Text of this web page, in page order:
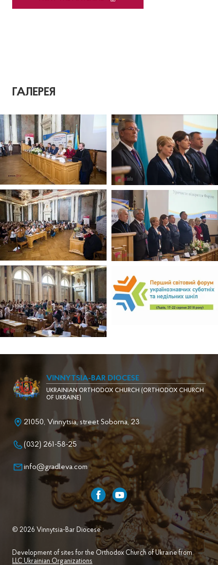
ГАЛЕРЕЯ
VINNYTSIA-BAR DIOCESE
UKRAINIAN ORTHODOX CHURCH (ORTHODOX CHURCH
OF UKRAINE)
21050, Vinnytsia, street Soborna, 23
(032) 261-58-25
info@gradleva.com
© 2026 Vinnytsia-Bar Diocese .
Development of sites for the Orthodox Church of Ukraine from
LLC Ukrainian Organizations